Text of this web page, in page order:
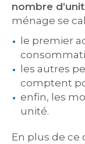
nombre
ménage se
le premier
les autres
comptent
enfin, les
unité.
En plus de